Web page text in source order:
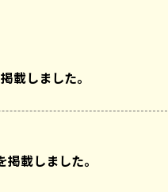
載しました。
載しました。